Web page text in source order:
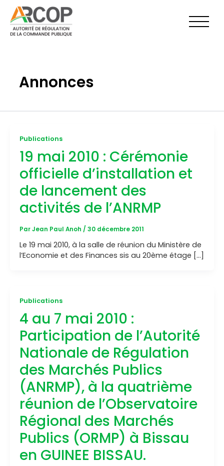
contenu
Annonces
Publications
19 mai 2010 : Cérémonie
officielle d’installation et
de lancement des
activités de l’ANRMP
ParJean Paul Anoh /30 décembre 2011
Le 19 mai 2010, à la salle de réunion du Ministère de
l’Economie et des Finances sis au 20ème étage […]
Publications
4 au 7 mai 2010 :
Participation de l’Autorité
Nationale de Régulation
des Marchés Publics
(ANRMP), à la quatrième
réunion de l’Observatoire
Régional des Marchés
Publics (ORMP) à Bissau
en GUINEE BISSAU.